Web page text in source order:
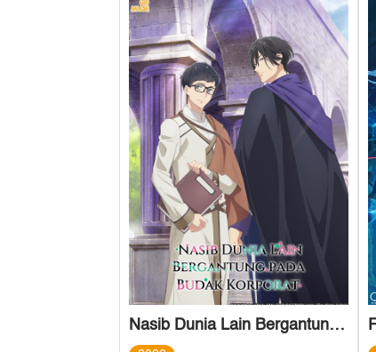
Nasib Dunia Lain Bergantung pada Budak Korporat